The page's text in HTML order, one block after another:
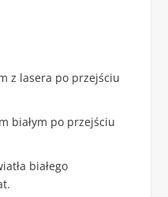
z lasera po przejściu
białym po przejściu
białego